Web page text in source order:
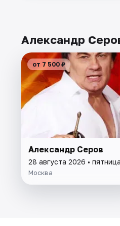
Александр
от 7 500 ₽
Александр Серов
28 августа 2026 • пятница
Москва